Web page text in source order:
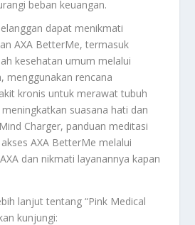
beban keuangan.
dapat menikmati
AXA BetterMe, termasuk
kesehatan umum melalui
menggunakan rencana
kronis untuk merawat tubuh
suasana hati dan
Charger, panduan meditasi
AXA BetterMe melalui
dan nikmati layanannya kapan
lanjut tentang “Pink Medical
kunjungi: